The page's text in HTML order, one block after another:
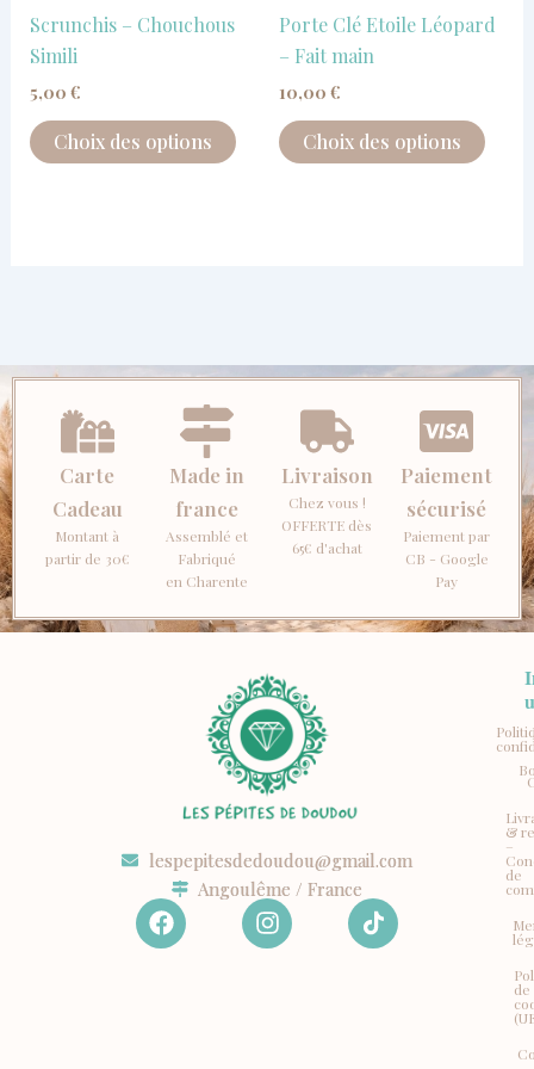
Scrunchis – Chouchous
Simili
5,00 €
Choix des options
choisies
du
produit
Porte Clé Etoile Léopard
– Fait main
10,00 €
Choix des options
du
Carte
Cadeau
Montant à
partir de 30€
Made in
france
Assemblé et
Fabriqué
en Charente
Livraison
Chez vous !
OFFERTE dès
65€ d'achat
Paiement
sécurisé
Paiement par
CB - Google
Pay
lespepitesdedoudou@gmail.com
Angoulême / France
F
a
c
I
n
s
&
–
de
de